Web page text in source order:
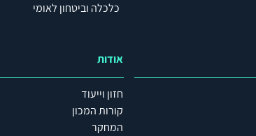
כלכלה וביטחון לאומי
אודות
חזון וייעוד
קורות המכון
המחקר